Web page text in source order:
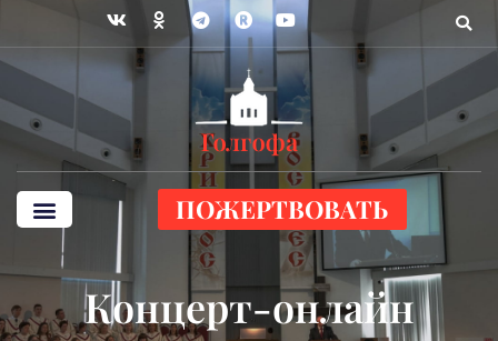
ПОЖЕРТВОВАТЬ
Концерт-онлайн